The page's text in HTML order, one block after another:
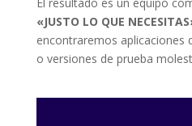
El resultado es un equipo
«JUSTO LO QUE
encontraremos aplicaciones
o versiones de prueba